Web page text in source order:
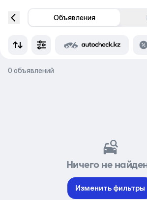
Объявления
0 объявлений
Ничего не
Изменить фильтры